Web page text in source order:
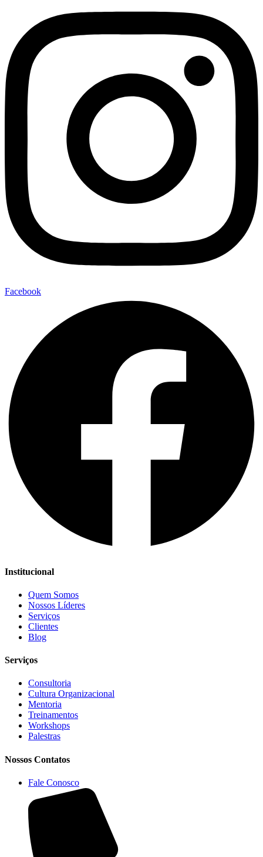
Facebook
Institucional
Quem Somos
Nossos Líderes
Serviços
Clientes
Blog
Serviços
Consultoria
Cultura Organizacional
Mentoria
Treinamentos
Workshops
Palestras
Nossos Contatos
Fale Conosco